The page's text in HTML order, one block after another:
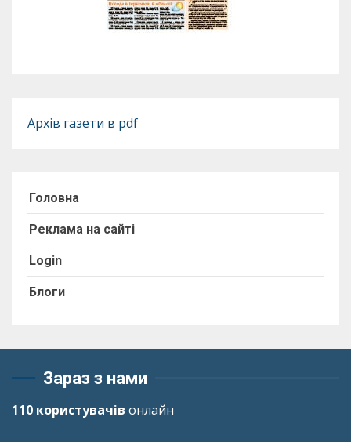
Архів газети в pdf
Головна
Реклама на сайті
Login
Блоги
Зараз з нами
110 користувачів онлайн